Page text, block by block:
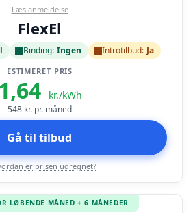
Læs anmeldelse
FlexEl
Binding: Ingen Introtilbud: Ja
ESTIMERET PRIS
1,64 kr./kWh
548 kr. pr. måned
Gå til tilbud
er prisen udregnet?
LØBENDE MÅNED + 6 MÅNEDER